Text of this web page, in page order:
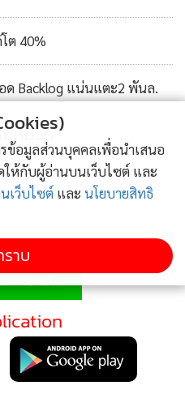
ต 40%
ด Backlog แน่นแตะ2 พันล.
นหมวด
านทาง LINE
ข้อมูลส่วนบุคคลเพื่อนำเสนอ
ห้กับผู้อ่านบนเว็บไซต์ และ
เว็บไซต์ และ นโยบายสิทธิ
าบ